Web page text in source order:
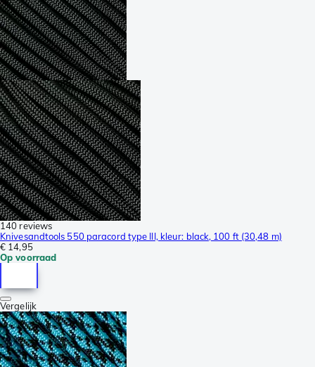
140 reviews
Knivesandtools 550 paracord type III, kleur: black, 100 ft (30,48 m)
€ 14,95
Op voorraad
Vergelijk